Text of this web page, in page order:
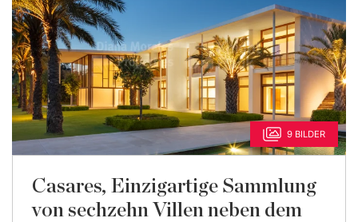
9 BILDER
Casares, Einzigartige Sammlung
von sechzehn Villen neben dem